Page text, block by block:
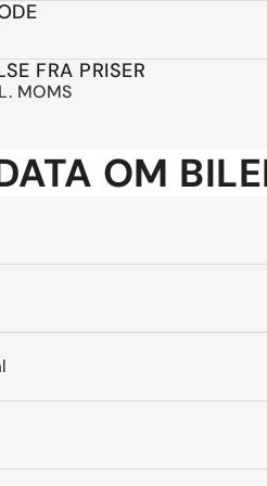
vurdering.
FRA PRISER
MOMS
OM